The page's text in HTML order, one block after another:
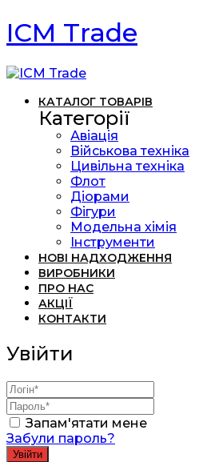
ICM Trade
КАТАЛОГ ТОВАРІВ
Категорії
Авіація
Військова техніка
Цивільна техніка
Флот
Діорами
Фігури
Модельна хімія
Інструменти
НОВІ НАДХОДЖЕННЯ
ВИРОБНИКИ
ПРО НАС
АКЦІЇ
КОНТАКТИ
Увійти
Запам'ятати мене
Забули пароль?